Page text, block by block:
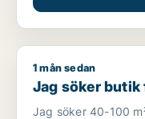
Jag söker butik för
1 mån sedan
Jag söker
Jag söker 40-100